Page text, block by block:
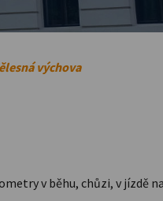
výchova
v běhu, chůzi, v jízdě